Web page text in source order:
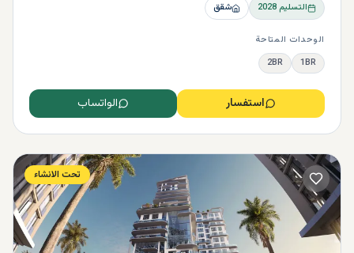
التسليم2028 شقق
الوحدات المتاحة
1BR
2BR
استفسار الواتساب
تحت الانشاء